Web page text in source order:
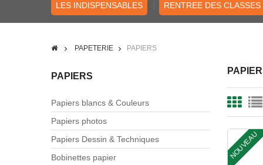
LES INDISPENSABLES RENTREE DES CLASSES
PAPETERIE PAPIERS
PAPIERS
Papiers blancs & Couleurs
Papiers photos
Papiers Dessin & Techniques
Bobinettes papier
NOUVEAU